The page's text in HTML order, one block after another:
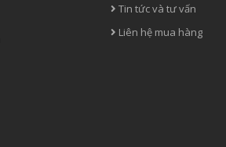
Tin tức và tư vấn
Liên hệ mua hàng